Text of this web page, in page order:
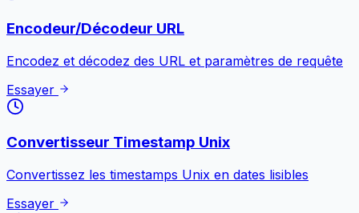
Encodeur/Décodeur URL
Encodez et décodez des URL et paramètres de requête
Essayer
Convertisseur Timestamp Unix
Convertissez les timestamps Unix en dates lisibles
Essayer